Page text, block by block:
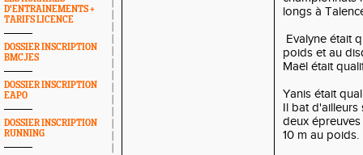
D'ENTRAINEMENTS +
TARIFS LICENCE
DOSSIER INSCRIPTION
BMCJES
DOSSIER INSCRIPTION
EAPO
DOSSIER INSCRIPTION
RUNNING
longs à
Evalyne était
poids et au
Maël était
Yanis était
Il bat d'ailleurs
deux
10 m au poids.